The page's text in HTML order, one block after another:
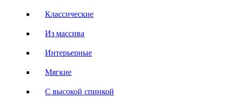
Классические
Из массива
Интерьерные
Мягкие
С высокой спинкой